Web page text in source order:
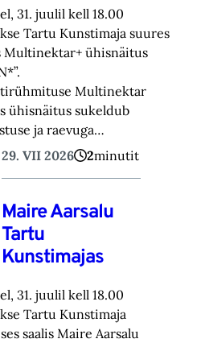
31. juulil kell 18.00
Tartu Kunstimaja suures
Multinektar+ ühisnäitus
Multinektar
ühisnäitus sukeldub
ja raevuga…
29. VII 2026
2minutit
Maire Aarsalu
Tartu
Kunstimajas
31. juulil kell 18.00
Tartu Kunstimaja
saalis Maire Aarsalu